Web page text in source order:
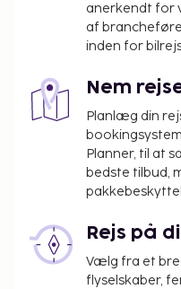
anerkendt for
af
inden for
Nem
Planlæg din
Planner, til at
bedste tilbud,
Rejs på
Vælg fra et
flyselskaber,